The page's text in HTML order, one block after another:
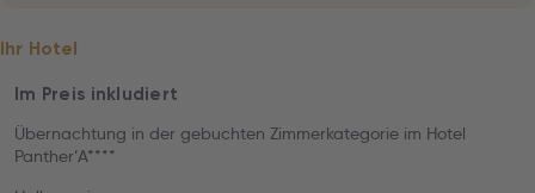
Ihr Hotel
Im Preis inkludiert
Übernachtung in der gebuchten Zimmerkategorie im Hotel
Panther’A****